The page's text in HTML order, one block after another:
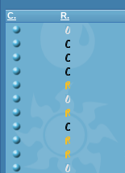
C. R.